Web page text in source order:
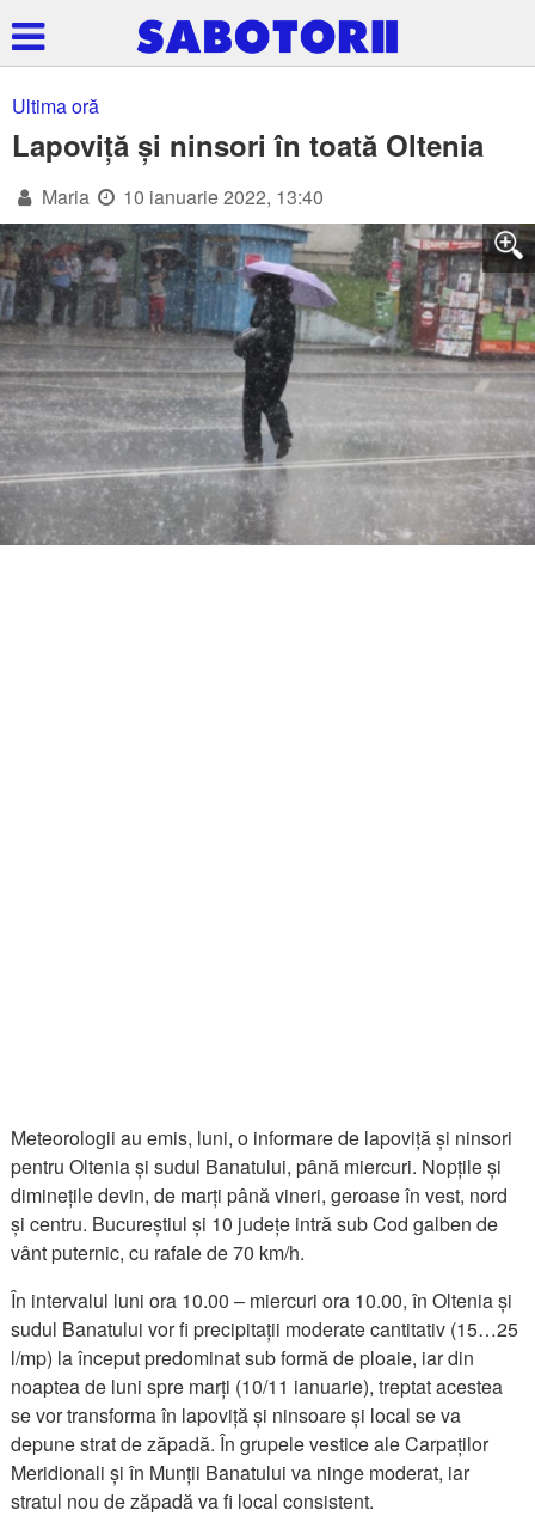
Ultima oră
Lapoviță și ninsori în toată Oltenia
Maria 10 ianuarie 2022, 13:40
Meteorologii au emis, luni, o informare de lapoviță și ninsori
pentru Oltenia și sudul Banatului, până miercuri. Nopțile și
diminețile devin, de marți până vineri, geroase în vest, nord
și centru. Bucureștiul și 10 județe intră sub Cod galben de
vânt puternic, cu rafale de 70 km/h.
În intervalul luni ora 10.00 – miercuri ora 10.00, în Oltenia și
sudul Banatului vor fi precipitații moderate cantitativ (15…25
l/mp) la început predominat sub formă de ploaie, iar din
noaptea de luni spre marți (10/11 ianuarie), treptat acestea
se vor transforma în lapoviță și ninsoare și local se va
depune strat de zăpadă. În grupele vestice ale Carpaților
Meridionali și în Munții Banatului va ninge moderat, iar
stratul nou de zăpadă va fi local consistent.